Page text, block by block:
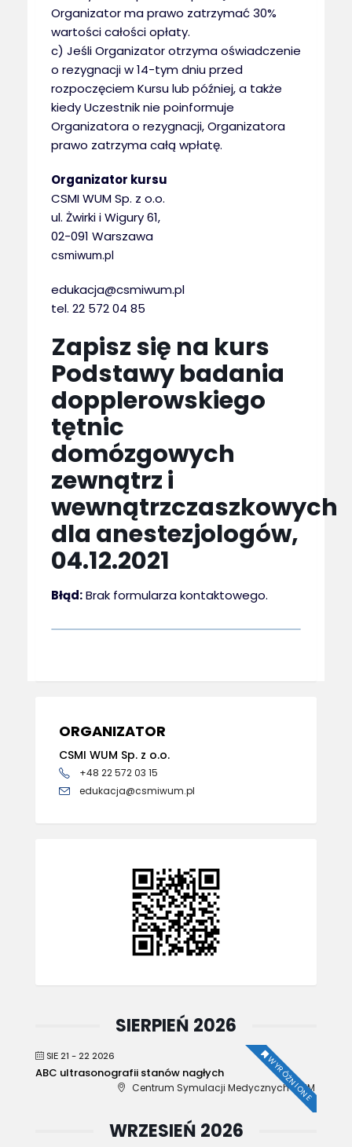
Organizator ma prawo zatrzymać 30%
wartości całości opłaty.
c) Jeśli Organizator otrzyma oświadczenie
o rezygnacji w 14-tym dniu przed
rozpoczęciem Kursu lub później, a także
kiedy Uczestnik nie poinformuje
Organizatora o rezygnacji, Organizatora
prawo zatrzyma całą wpłatę.
Organizator kursu
CSMI WUM Sp. z o.o.
ul. Żwirki i Wigury 61,
02-091 Warszawa
csmiwum.pl
edukacja@csmiwum.pl
tel. 22 572 04 85
Zapisz się na kurs
Podstawy badania
dopplerowskiego
tętnic
domózgowych
zewnątrz i
wewnątrzczaszkowych
dla anestezjologów,
04.12.2021
Błąd:Brak formularza kontaktowego.
ORGANIZATOR
CSMI WUM Sp. z o.o.
+48 22 572 03 15
edukacja@csmiwum.pl
SIERPIEŃ 2026
SIE 21 - 22 2026 WYRÓŻNIONE
ABC ultrasonografii stanów nagłych
Centrum Symulacji Medycznych WUM
WRZESIEŃ 2026